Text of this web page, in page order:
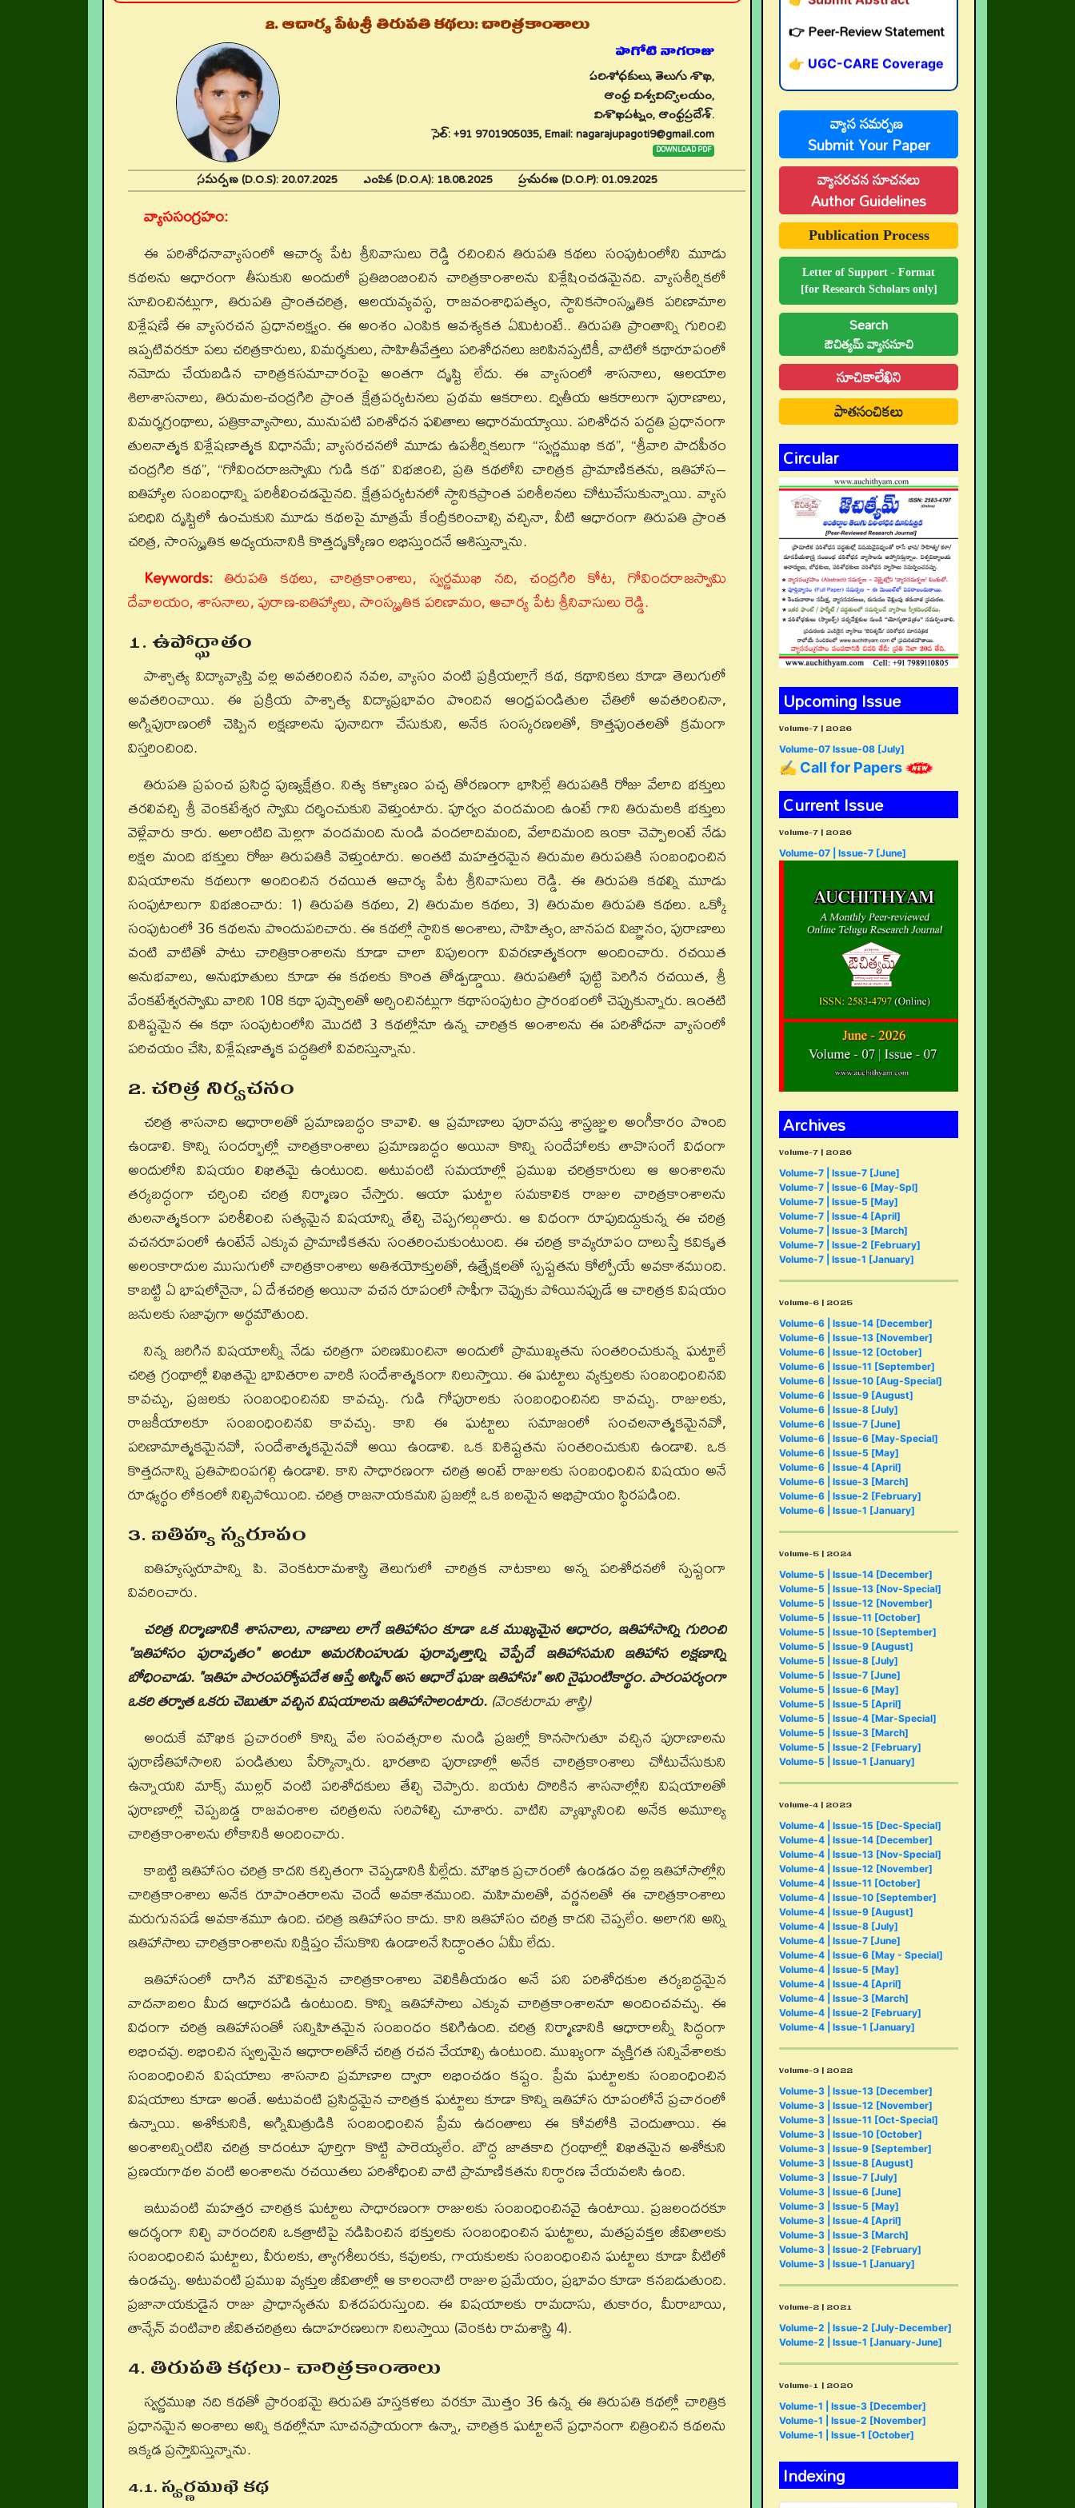
2. ఆచార్య పేటశ్రీ తిరుపతి కథలు: చారిత్రకాంశాలు
పాగోటి నాగరాజు
పరిశోధకులు, తెలుగు శాఖ,
ఆంధ్ర విశ్వవిద్యాలయం,
విశాఖపట్నం, ఆంధ్రప్రదేశ్.
సెల్: +91 9701905035, Email: nagarajupagoti9@gmail.com
DOWNLOAD PDF
సమర్పణ (D.O.S):20.07.2025ఎంపిక (D.O.A):18.08.2025ప్రచురణ (D.O.P):01.09.2025
వ్యాససంగ్రహం:
ఈ పరిశోధనావ్యాసంలో ఆచార్య పేట శ్రీనివాసులు రెడ్డి రచించిన తిరుపతి కథలు సంపుటంలోని మూడు
కథలను ఆధారంగా తీసుకుని అందులో ప్రతిబింబించిన చారిత్రకాంశాలను విశ్లేషించడమైనది. వ్యాసశీర్షికలో
సూచించినట్లుగా, తిరుపతి ప్రాంతచరిత్ర, ఆలయవ్యవస్థ, రాజవంశాధిపత్యం, స్థానికసాంస్కృతిక పరిణామాల
విశ్లేషణే ఈ వ్యాసరచన ప్రధానలక్ష్యం. ఈ అంశం ఎంపిక ఆవశ్యకత ఏమిటంటే.. తిరుపతి ప్రాంతాన్ని గురించి
ఇప్పటివరకూ పలు చరిత్రకారులు, విమర్శకులు, సాహితీవేత్తలు పరిశోధనలు జరిపినప్పటికీ, వాటిలో కథారూపంలో
నమోదు చేయబడిన చారిత్రకసమాచారంపై అంతగా దృష్టి లేదు. ఈ వ్యాసంలో శాసనాలు, ఆలయాల
శిలాశాసనాలు, తిరుమల-చంద్రగిరి ప్రాంత క్షేత్రపర్యటనలు ప్రథమ ఆకరాలు. ద్వితీయ ఆకరాలుగా పురాణాలు,
విమర్శగ్రంథాలు, పత్రికావ్యాసాలు, మునుపటి పరిశోధన ఫలితాలు ఆధారమయ్యాయి. పరిశోధన పద్ధతి ప్రధానంగా
తులనాత్మక విశ్లేషణాత్మక విధానమే; వ్యాసరచనలో మూడు ఉపశీర్షికలుగా “స్వర్ణముఖి కథ”, “శ్రీవారి పాదపీఠం
చంద్రగిరి కథ”, “గోవిందరాజస్వామి గుడి కథ” విభజించి, ప్రతి కథలోని చారిత్రక ప్రామాణికతను, ఇతిహాస–
ఐతిహ్యాల సంబంధాన్ని పరిశీలించడమైనది. క్షేత్రపర్యటనలో స్థానికప్రాంత పరిశీలనలు చోటుచేసుకున్నాయి. వ్యాస
పరిధిని దృష్టిలో ఉంచుకుని మూడు కథలపై మాత్రమే కేంద్రీకరించాల్సి వచ్చినా, వీటి ఆధారంగా తిరుపతి ప్రాంత
చరిత్ర, సాంస్కృతిక అధ్యయనానికి కొత్తదృక్కోణం లభిస్తుందనే ఆశిస్తున్నాను.
Keywords: తిరుపతి కథలు, చారిత్రకాంశాలు, స్వర్ణముఖి నది, చంద్రగిరి కోట, గోవిందరాజస్వామి
దేవాలయం, శాసనాలు, పురాణ-ఐతిహ్యాలు, సాంస్కృతిక పరిణామం, ఆచార్య పేట శ్రీనివాసులు రెడ్డి.
1. ఉపోద్ఘాతం
పాశ్చాత్య విద్యావ్యాప్తి వల్ల అవతరించిన నవల, వ్యాసం వంటి ప్రక్రియల్లాగే కథ, కథానికలు కూడా తెలుగులో
అవతరించాయి. ఈ ప్రక్రియ పాశ్చాత్య విద్యాప్రభావం పొందిన ఆంధ్రపండితుల చేతిలో అవతరించినా,
అగ్నిపురాణంలో చెప్పిన లక్షణాలను పునాదిగా చేసుకుని, అనేక సంస్కరణలతో, కొత్తపుంతలతో క్రమంగా
విస్తరించింది.
తిరుపతి ప్రపంచ ప్రసిద్ధ పుణ్యక్షేత్రం. నిత్య కళ్యాణం పచ్చ తోరణంగా భాసిల్లే తిరుపతికి రోజు వేలాది భక్తులు
తరలివచ్చి శ్రీ వెంకటేశ్వర స్వామి దర్శించుకుని వెళ్తుంటారు. పూర్వం వందమంది ఉంటే గాని తిరుమలకి భక్తులు
వెళ్లేవారు కారు. అలాంటిది మెల్లగా వందమంది నుండి వందలాదిమంది, వేలాదిమంది ఇంకా చెప్పాలంటే నేడు
లక్షల మంది భక్తులు రోజు తిరుపతికి వెళ్తుంటారు. అంతటి మహత్తరమైన తిరుమల తిరుపతికి సంబంధించిన
విషయాలను కథలుగా అందించిన రచయిత ఆచార్య పేట శ్రీనివాసులు రెడ్డి. ఈ తిరుపతి కథల్ని మూడు
సంపుటాలుగా విభజించారు: 1) తిరుపతి కథలు, 2) తిరుమల కథలు, 3) తిరుమల తిరుపతి కథలు. ఒక్కో
సంపుటంలో 36 కథలను పొందుపరిచారు. ఈ కథల్లో స్థానిక అంశాలు, సాహిత్యం, జానపద విజ్ఞానం, పురాణాలు
వంటి వాటితో పాటు చారిత్రికాంశాలను కూడా చాలా విపులంగా వివరణాత్మకంగా అందించారు. రచయిత
అనుభవాలు, అనుభూతులు కూడా ఈ కథలకు కొంత తోడ్పడ్డాయి. తిరుపతిలో పుట్టి పెరిగిన రచయిత, శ్రీ
వేంకటేశ్వరస్వామి వారిని 108 కథా పుష్పాలతో అర్చించినట్లుగా కథాసంపుటం ప్రారంభంలో చెప్పుకున్నారు. ఇంతటి
విశిష్టమైన ఈ కథా సంపుటంలోని మొదటి 3 కథల్లోనూ ఉన్న చారిత్రక అంశాలను ఈ పరిశోధనా వ్యాసంలో
పరిచయం చేసి, విశ్లేషణాత్మక పద్ధతిలో వివరిస్తున్నాను.
2. చరిత్ర నిర్వచనం
చరిత్ర శాసనాది ఆధారాలతో ప్రమాణబద్ధం కావాలి. ఆ ప్రమాణాలు పురావస్తు శాస్త్రజ్ఞుల అంగీకారం పొంది
ఉండాలి. కొన్ని సందర్భాల్లో చారిత్రకాంశాలు ప్రమాణబద్ధం అయినా కొన్ని సందేహాలకు తావొసంగే విధంగా
అందులోని విషయం లిఖితమై ఉంటుంది. అటువంటి సమయాల్లో ప్రముఖ చరిత్రకారులు ఆ అంశాలను
తర్కబద్ధంగా చర్చించి చరిత్ర నిర్మాణం చేస్తారు. ఆయా ఘట్టాల సమకాలిక రాజుల చారిత్రకాంశాలను
తులనాత్మకంగా పరిశీలించి సత్యమైన విషయాన్ని తేల్చి చెప్పగల్గుతారు. ఆ విధంగా రూపుదిద్దుకున్న ఈ చరిత్ర
వచనరూపంలో ఉంటేనే ఎక్కువ ప్రామాణికతను సంతరించుకుంటుంది. ఈ చరిత్ర కావ్యరూపం దాలుస్తే కవికృత
అలంకారాదుల ముసుగులో చారిత్రకాంశాలు అతిశయోక్తులతో, ఉత్ప్రేక్షలతో స్పష్టతను కోల్పోయే అవకాశముంది.
కాబట్టి ఏ భాషలోనైనా, ఏ దేశచరిత్ర అయినా వచన రూపంలో సాఫీగా చెప్పుకు పోయినప్పుడే ఆ చారిత్రక విషయం
జనులకు సజావుగా అర్థమౌతుంది.
నిన్న జరిగిన విషయాలన్నీ నేడు చరిత్రగా పరిణమించినా అందులో ప్రాముఖ్యతను సంతరించుకున్న ఘట్టాలే
చరిత్ర గ్రంథాల్లో లిఖితమై భావితరాల వారికి సందేశాత్మకంగా నిలుస్తాయి. ఈ ఘట్టాలు వ్యక్తులకు సంబంధించినవి
కావచ్చు, ప్రజలకు సంబంధించినవి కావచ్చు. గుడి గోపురాలకు సంబంధించినది కావచ్చు. రాజులకు,
రాజకీయాలకూ సంబంధించినవి కావచ్చు. కాని ఈ ఘట్టాలు సమాజంలో సంచలనాత్మకమైనవో,
పరిణామాత్మకమైనవో, సందేశాత్మకమైనవో అయి ఉండాలి. ఒక విశిష్టతను సంతరించుకుని ఉండాలి. ఒక
కొత్తదనాన్ని ప్రతిపాదింపగల్గి ఉండాలి. కాని సాధారణంగా చరిత్ర అంటే రాజులకు సంబంధించిన విషయం అనే
రూఢ్యర్థం లోకంలో నిల్చిపోయింది. చరిత్ర రాజనాయకమని ప్రజల్లో ఒక బలమైన అభిప్రాయం స్థిరపడింది.
3. ఐతిహ్య స్వరూపం
ఐతిహ్యస్వరూపాన్ని పి. వెంకటరామశాస్త్రి తెలుగులో చారిత్రక నాటకాలు అన్న పరిశోధనలో స్పష్టంగా
వివరించారు.
చరిత్ర నిర్మాణానికి శాసనాలు, నాణాలు లాగే ఇతిహాసం కూడా ఒక ముఖ్యమైన ఆధారం, ఇతిహాసాన్ని గురించి
"ఇతిహాసం పురావృతం" అంటూ అమరసింహుడు పురావృత్తాన్ని చెప్పేదే ఇతిహాసమని ఇతిహాస లక్షణాన్ని
బోధించాడు. "ఇతిహ పారంపర్యోపదేశ ఆస్తే అస్మిన్ అస ఆధారే ఘఞ ఇతిహాసః" అని నైఘంటికార్థం. పారంపర్యంగా
ఒకరి తర్వాత ఒకరు చెబుతూ వచ్చిన విషయాలను ఇతిహాసాలంటారు.(వెంకటరామ శాస్త్రి)
అందుకే మౌఖిక ప్రచారంలో కొన్ని వేల సంవత్సరాల నుండి ప్రజల్లో కొనసాగుతూ వచ్చిన పురాణాలను
పురాణేతిహాసాలని పండితులు పేర్కొన్నారు. భారతాది పురాణాల్లో అనేక చారిత్రకాంశాలు చోటుచేసుకుని
ఉన్నాయని మాక్స్ ముల్లర్ వంటి పరిశోధకులు తేల్చి చెప్పారు. బయట దొరికిన శాసనాల్లోని విషయాలతో
పురాణాల్లో చెప్పబడ్డ రాజవంశాల చరిత్రలను సరిపోల్చి చూశారు. వాటిని వ్యాఖ్యానించి అనేక అమూల్య
చారిత్రకాంశాలను లోకానికి అందించారు.
కాబట్టి ఇతిహాసం చరిత్ర కాదని కచ్చితంగా చెప్పడానికి వీల్లేదు. మౌఖిక ప్రచారంలో ఉండడం వల్ల ఇతిహాసాల్లోని
చారిత్రకాంశాలు అనేక రూపాంతరాలను చెందే అవకాశముంది. మహిమలతో, వర్ణనలతో ఈ చారిత్రకాంశాలు
మరుగునపడే అవకాశమూ ఉంది. చరిత్ర ఇతిహాసం కాదు. కాని ఇతిహాసం చరిత్ర కాదని చెప్పలేం. అలాగని అన్ని
ఇతిహాసాలు చారిత్రకాంశాలను నిక్షిప్తం చేసుకొని ఉండాలనే సిద్ధాంతం ఏమీ లేదు.
ఇతిహాసంలో దాగిన మౌలికమైన చారిత్రకాంశాలు వెలికితీయడం అనే పని పరిశోధకుల తర్కబద్ధమైన
వాదనాబలం మీద ఆధారపడి ఉంటుంది. కొన్ని ఇతిహాసాలు ఎక్కువ చారిత్రకాంశాలనూ అందించవచ్చు. ఈ
విధంగా చరిత్ర ఇతిహాసంతో సన్నిహితమైన సంబంధం కలిగిఉంది. చరిత్ర నిర్మాణానికి ఆధారాలన్నీ సిద్ధంగా
లభించవు. లభించిన స్వల్పమైన ఆధారాలతోనే చరిత్ర రచన చేయాల్సి ఉంటుంది. ముఖ్యంగా వ్యక్తిగత సన్నివేశాలకు
సంబంధించిన విషయాలు శాసనాది ప్రమాణాల ద్వారా లభించడం కష్టం. ప్రేమ ఘట్టాలకు సంబంధించిన
విషయాలు కూడా అంతే. అటువంటి ప్రసిద్ధమైన చారిత్రక ఘట్టాలు కూడా కొన్ని ఇతిహాస రూపంలోనే ప్రచారంలో
ఉన్నాయి. అశోకునికి, అగ్నిమిత్రుడికి సంబంధించిన ప్రేమ ఉదంతాలు ఈ కోవలోకి చెందుతాయి. ఈ
అంశాలన్నింటిని చరిత్ర కాదంటూ పూర్తిగా కొట్టి పారెయ్యలేం. బౌద్ధ జాతకాది గ్రంథాల్లో లిఖితమైన అశోకుని
ప్రణయగాథల వంటి అంశాలను రచయితలు పరిశోధించి వాటి ప్రామాణికతను నిర్ధారణ చేయవలసి ఉంది.
ఇటువంటి మహత్తర చారిత్రక ఘట్టాలు సాధారణంగా రాజులకు సంబంధించినవై ఉంటాయి. ప్రజలందరకూ
ఆదర్శంగా నిల్చి వారందరిని ఒకత్రాటిపై నడిపించిన భక్తులకు సంబంధించిన ఘట్టాలు, మతప్రవక్తల జీవితాలకు
సంబంధించిన ఘట్టాలు, వీరులకు, త్యాగశీలురకు, కవులకు, గాయకులకు సంబంధించిన ఘట్టాలు కూడా వీటిలో
ఉండచ్చు. అటువంటి ప్రముఖ వ్యక్తుల జీవితాల్లో ఆ కాలంనాటి రాజుల ప్రమేయం, ప్రభావం కూడా కనబడుతుంది.
ప్రజానాయకుడైన రాజు ప్రాధాన్యతను విశదపరుస్తుంది. ఈ విషయాలకు రామదాసు, తుకారం, మీరాబాయి,
తాన్సేన్ వంటివారి జీవితచరిత్రలు ఉదాహరణలుగా నిలుస్తాయి (వెంకట రామశాస్త్రి 4).
4. తిరుపతి కథలు- చారిత్రకాంశాలు
స్వర్ణముఖి నది కథతో ప్రారంభమై తిరుపతి హస్తకళలు వరకూ మొత్తం 36 ఉన్న ఈ తిరుపతి కథల్లో చారిత్రిక
ప్రధానమైన అంశాలు అన్ని కథల్లోనూ సూచనప్రాయంగా ఉన్నా, చారిత్రక ఘట్టాలనే ప్రధానంగా చిత్రించిన కథలను
ఇక్కడ ప్రస్తావిస్తున్నాను.
4.1. స్వర్ణముఖి కథ
👉 UGC-CARE Coverage
👉 UGC-CARE రద్దు
వ్యాస సమర్పణ
Submit Your Paper
వ్యాసరచన సూచనలు
Author Guidelines
Publication Process
Letter of Support - Format
[for Research Scholars only]
Search
ఔచిత్యమ్ వ్యాససూచి
సూచికాలేఖిని
పాతసంచికలు
Circular
Upcoming Issue
Volume-7 | 2026
Volume-07 Issue-08 [July]
✍ Call for Papers
Current Issue
Volume-7 | 2026
Volume-07 | Issue-7 [June]
Archives
Volume-7 | 2026
Volume-7 | Issue-7 [June]
Volume-7 | Issue-6 [May-Spl]
Volume-7 | Issue-5 [May]
Volume-7 | Issue-4 [April]
Volume-7 | Issue-3 [March]
Volume-7 | Issue-2 [February]
Volume-7 | Issue-1 [January]
Volume-6 | 2025
Volume-6 | Issue-14 [December]
Volume-6 | Issue-13 [November]
Volume-6 | Issue-12 [October]
Volume-6 | Issue-11 [September]
Volume-6 | Issue-10 [Aug-Special]
Volume-6 | Issue-9 [August]
Volume-6 | Issue-8 [July]
Volume-6 | Issue-7 [June]
Volume-6 | Issue-6 [May-Special]
Volume-6 | Issue-5 [May]
Volume-6 | Issue-4 [April]
Volume-6 | Issue-3 [March]
Volume-6 | Issue-2 [February]
Volume-6 | Issue-1 [January]
Volume-5 | 2024
Volume-5 | Issue-14 [December]
Volume-5 | Issue-13 [Nov-Special]
Volume-5 | Issue-12 [November]
Volume-5 | Issue-11 [October]
Volume-5 | Issue-10 [September]
Volume-5 | Issue-9 [August]
Volume-5 | Issue-8 [July]
Volume-5 | Issue-7 [June]
Volume-5 | Issue-6 [May]
Volume-5 | Issue-5 [April]
Volume-5 | Issue-4 [Mar-Special]
Volume-5 | Issue-3 [March]
Volume-5 | Issue-2 [February]
Volume-5 | Issue-1 [January]
Volume-4 | 2023
Volume-4 | Issue-15 [Dec-Special]
Volume-4 | Issue-14 [December]
Volume-4 | Issue-13 [Nov-Special]
Volume-4 | Issue-12 [November]
Volume-4 | Issue-11 [October]
Volume-4 | Issue-10 [September]
Volume-4 | Issue-9 [August]
Volume-4 | Issue-8 [July]
Volume-4 | Issue-7 [June]
Volume-4 | Issue-6 [May - Special]
Volume-4 | Issue-5 [May]
Volume-4 | Issue-4 [April]
Volume-4 | Issue-3 [March]
Volume-4 | Issue-2 [February]
Volume-4 | Issue-1 [January]
Volume-3 | 2022
Volume-3 | Issue-13 [December]
Volume-3 | Issue-12 [November]
Volume-3 | Issue-11 [Oct-Special]
Volume-3 | Issue-10 [October]
Volume-3 | Issue-9 [September]
Volume-3 | Issue-8 [August]
Volume-3 | Issue-7 [July]
Volume-3 | Issue-6 [June]
Volume-3 | Issue-5 [May]
Volume-3 | Issue-4 [April]
Volume-3 | Issue-3 [March]
Volume-3 | Issue-2 [February]
Volume-3 | Issue-1 [January]
Volume-2 | 2021
Volume-2 | Issue-2 [July-December]
Volume-2 | Issue-1 [January-June]
Volume-1 | 2020
Volume-1 | Issue-3 [December]
Volume-1 | Issue-2 [November]
Volume-1 | Issue-1 [October]
Indexing